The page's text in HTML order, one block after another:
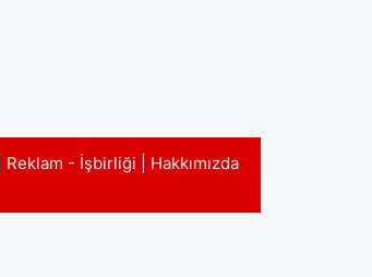
Reklam - İşbirliği Hakkımızda